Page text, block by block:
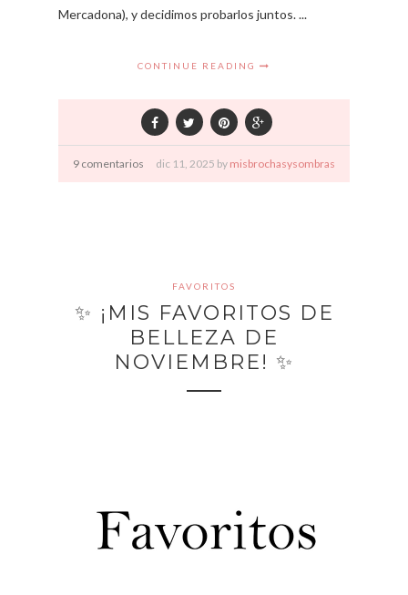
Mercadona), y decidimos probarlos juntos. ...
CONTINUE READING
9 comentarios dic 11, 2025 by misbrochasysombras
FAVORITOS
✨ ¡MIS FAVORITOS DE
BELLEZA DE
NOVIEMBRE! ✨